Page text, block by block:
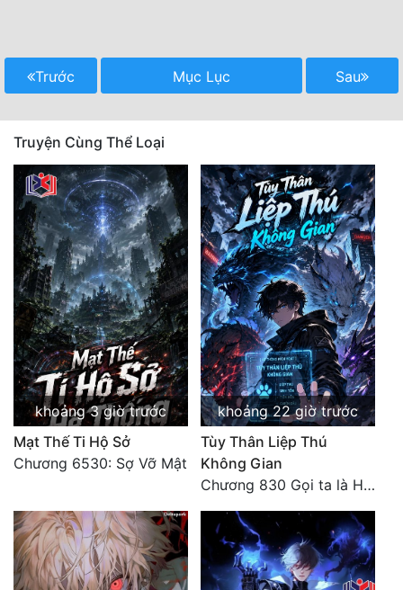
Trước Mục Lục Sau
Truyện Cùng Thể Loại
khoảng 3 giờ trước
Mạt Thế Ti Hộ Sở
Chương 6530: Sợ Vỡ Mật
khoảng 22 giờ trước
Tùy Thân Liệp Thú
Không Gian
Chương 830 Gọi ta là Hòa Sa